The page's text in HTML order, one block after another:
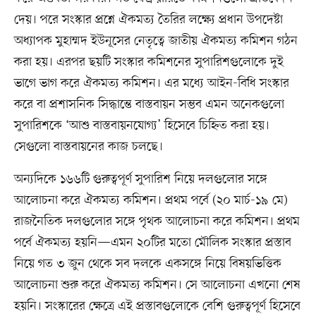
দেয়। পরে সংস্কার প্রশ্নে ঐকমত্য তৈরির লক্ষ্যে প্রধান উপদেষ্টা
অধ্যাপক মুহাম্মদ ইউনূসের নেতৃত্বে জাতীয় ঐকমত্য কমিশন গঠন
করা হয়। এরপর ছয়টি সংস্কার কমিশনের সুপারিশগুলোকে দুই
ভাগে ভাগ করে ঐকমত্য কমিশন। এর মধ্যে আইন-বিধি সংস্কার
করে বা প্রশাসনিক সিদ্ধান্তে বাস্তবায়ন সম্ভব এমন অনেকগুলো
সুপারিশকে ‘আশু বাস্তবায়নযোগ্য’ হিসেবে চিহ্নিত করা হয়।
সেগুলো বাস্তবায়নের কাজ চলছে।
অন্যদিকে ১৬৬টি গুরুত্বপূর্ণ সুপারিশ নিয়ে দলগুলোর সঙ্গে
আলোচনা করে ঐকমত্য কমিশন। প্রথম পর্বে (২০ মার্চ-১৯ মে)
রাজনৈতিক দলগুলোর সঙ্গে পৃথক আলোচনা করে কমিশন। প্রথম
পর্বে ঐকমত্য হয়নি—এমন ২০টির মতো মৌলিক সংস্কার প্রস্তাব
নিয়ে গত ৩ জুন থেকে সব দলকে একসঙ্গে নিয়ে বিষয়ভিত্তিক
আলোচনা শুরু করে ঐকমত্য কমিশন। সে আলোচনা এখনো শেষ
হয়নি। সংস্কারের ক্ষেত্রে এই প্রস্তাবগুলোকে বেশি গুরুত্বপূর্ণ হিসেবে